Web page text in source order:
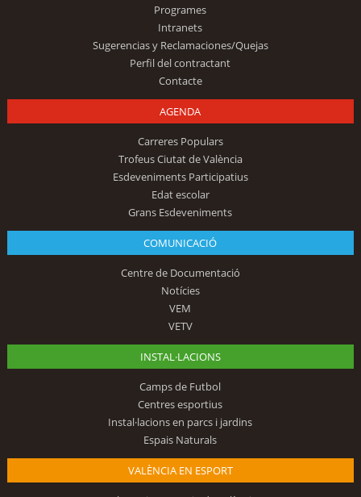
Programes
Intranets
Sugerencias y Reclamaciones/Quejas
Perfil del contractant
Contacte
AGENDA
Carreres Populars
Trofeus Ciutat de València
Esdeveniments Participatius
Edat escolar
Grans Esdeveniments
COMUNICACIÓ
Centre de Documentació
Notícies
VEM
VETV
INSTAL·LACIONS
Camps de Futbol
Centres esportius
Instal·lacions en parcs i jardins
Espais Naturals
VALÈNCIA EN ESPORT